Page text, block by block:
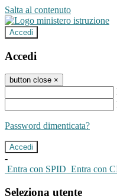
Salta al contenuto
Accedi
Accedi
button close ×
Password dimenticata?
-
Entra con SPID Entra con
Seleziona utente